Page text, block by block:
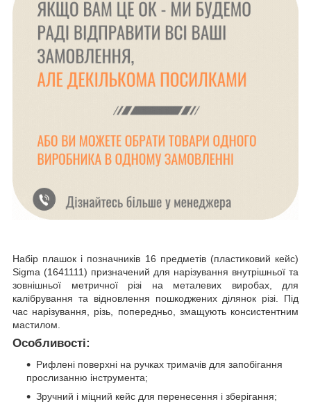
Набір плашок і позначників 16 предметів (пластиковий кейс)
Sigma (1641111) призначений для нарізування внутрішньої та
зовнішньої метричної різі на металевих виробах, для
калібрування та відновлення пошкоджених ділянок різі. Під
час нарізування, різь, попередньо, змащують консистентним
мастилом.
Особливості:
Рифлені поверхні на ручках тримачів для запобігання
прослизанню інструмента;
Зручний і міцний кейс для перенесення і зберігання;